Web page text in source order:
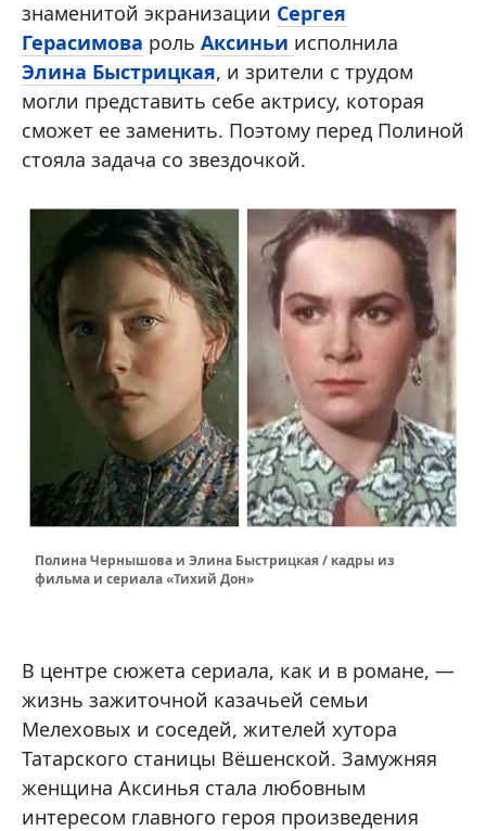
знаменитой экранизации Сергея
Герасимова роль Аксиньи исполнила
Элина Быстрицкая, и зрители с трудом
могли представить себе актрису, которая
сможет ее заменить. Поэтому перед Полиной
стояла задача со звездочкой.
Полина Чернышова и Элина Быстрицкая / кадры из
фильма и сериала «Тихий Дон»
В центре сюжета сериала, как и в романе, —
жизнь зажиточной казачьей семьи
Мелеховых и соседей, жителей хутора
Татарского станицы Вёшенской. Замужняя
женщина Аксинья стала любовным
интересом главного героя произведения